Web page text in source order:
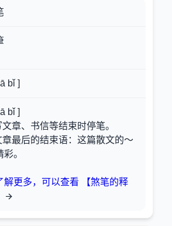
bǐ ]
bǐ ]
文章、书信等结束时停笔。
章最后的结束语：这篇散文的～
。
解更多，可以查看 【煞笔的释